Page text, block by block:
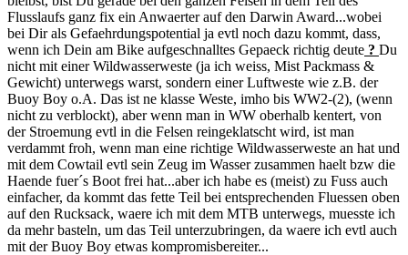
Flusslaufs ganz fix ein Anwaerter auf den Darwin Award...wobei
bei Dir als Gefaehrdungspotential ja evtl noch dazu kommt, dass,
wenn ich Dein am Bike aufgeschnalltes Gepaeck richtig deute ? Du
nicht mit einer Wildwasserweste (ja ich weiss, Mist Packmass &
Gewicht) unterwegs warst, sondern einer Luftweste wie z.B. der
Buoy Boy o.A. Das ist ne klasse Weste, imho bis WW2-(2), (wenn
nicht zu verblockt), aber wenn man in WW oberhalb kentert, von
der Stroemung evtl in die Felsen reingeklatscht wird, ist man
verdammt froh, wenn man eine richtige Wildwasserweste an hat und
mit dem Cowtail evtl sein Zeug im Wasser zusammen haelt bzw die
Haende fuer´s Boot frei hat...aber ich habe es (meist) zu Fuss auch
einfacher, da kommt das fette Teil bei entsprechenden Fluessen oben
auf den Rucksack, waere ich mit dem MTB unterwegs, muesste ich
da mehr basteln, um das Teil unterzubringen, da waere ich evtl auch
mit der Buoy Boy etwas kompromisbereiter...